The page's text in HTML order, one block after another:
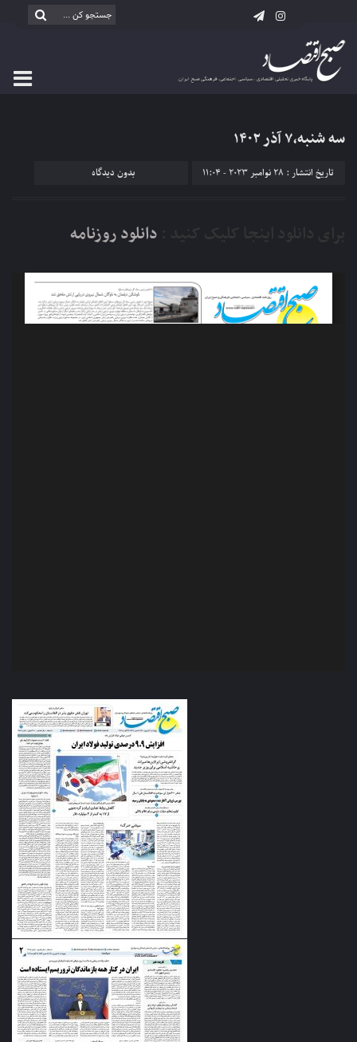
سه شنبه،۷ آذر ۱۴۰۲
تاریخ انتشار : 28 نوامبر 2023 - 11:04 بدون دیدگاه
دانلود روزنامه